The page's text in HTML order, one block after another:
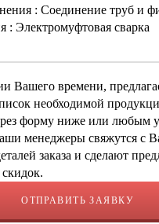
: Соединение труб и
: Электромуфтовая сварка
Вашего времени,
необходимой
форму ниже или любым
менеджеры свяжутся с
заказа и сделают
ОТПРАВИТЬ ЗАЯВКУ